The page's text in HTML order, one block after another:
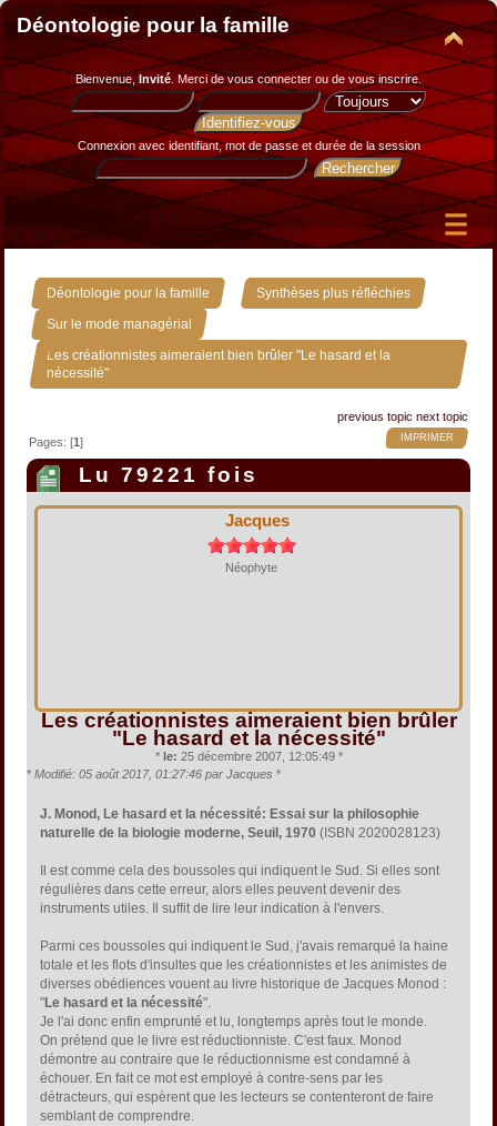
Déontologie pour la famille
Bienvenue, Invité. Merci devous connecter ou de vous inscrire.
Connexion avec identifiant, mot de passe et durée de la session
Déontologie pour la famille » Synthèses plus réfléchies »
Sur le mode managérial »
Les créationnistes aimeraient bien brûler "Le hasard et la
nécessité"
previous topic next topic
IMPRIMER
Pages: [1]
Lu 79221 fois
Jacques
Néophyte
Les créationnistes aimeraient bien brûler
"Le hasard et la nécessité"
* le: 25 décembre 2007, 12:05:49 *
* Modifié: 05 août 2017, 01:27:46 par Jacques *
J. Monod, Le hasard et la nécessité: Essai sur la philosophie
naturelle de la biologie moderne, Seuil, 1970 (ISBN 2020028123)
Il est comme cela des boussoles qui indiquent le Sud. Si elles sont
régulières dans cette erreur, alors elles peuvent devenir des
instruments utiles. Il suffit de lire leur indication à l'envers.
Parmi ces boussoles qui indiquent le Sud, j'avais remarqué la haine
totale et les flots d'insultes que les créationnistes et les animistes de
diverses obédiences vouent au livre historique de Jacques Monod :
"Le hasard et la nécessité".
Je l'ai donc enfin emprunté et lu, longtemps après tout le monde.
On prétend que le livre est réductionniste. C'est faux. Monod
démontre au contraire que le réductionnisme est condamné à
échouer. En fait ce mot est employé à contre-sens par les
détracteurs, qui espèrent que les lecteurs se contenteront de faire
semblant de comprendre.